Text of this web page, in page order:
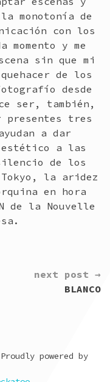
monotonía de
con los
momento y me
sin que mi
de los
desde
ser, también,
presentes tres
a dar
estético a las
de los
la aridez
en hora
de la Nouvelle
next post →
BLANCO
powered by